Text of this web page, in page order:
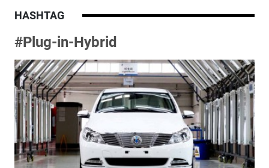
HASHTAG
#Plug-in-Hybrid